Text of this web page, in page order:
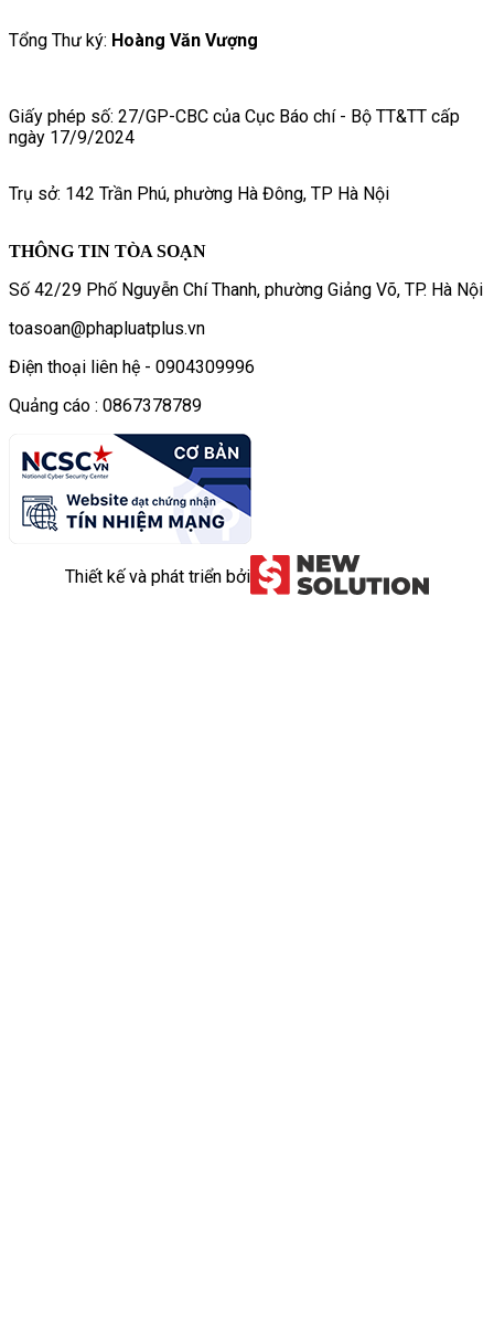
Tổng Thư ký: Hoàng Văn Vượng
Giấy phép số: 27/GP-CBC của Cục Báo chí - Bộ TT&TT cấp
ngày 17/9/2024
Trụ sở: 142 Trần Phú, phường Hà Đông, TP Hà Nội
THÔNG TIN TÒA SOẠN
Số 42/29 Phố Nguyễn Chí Thanh, phường Giảng Võ, TP. Hà Nội
toasoan@phapluatplus.vn
Điện thoại liên hệ - 0904309996
Quảng cáo : 0867378789
Thiết kế và phát triển bởi